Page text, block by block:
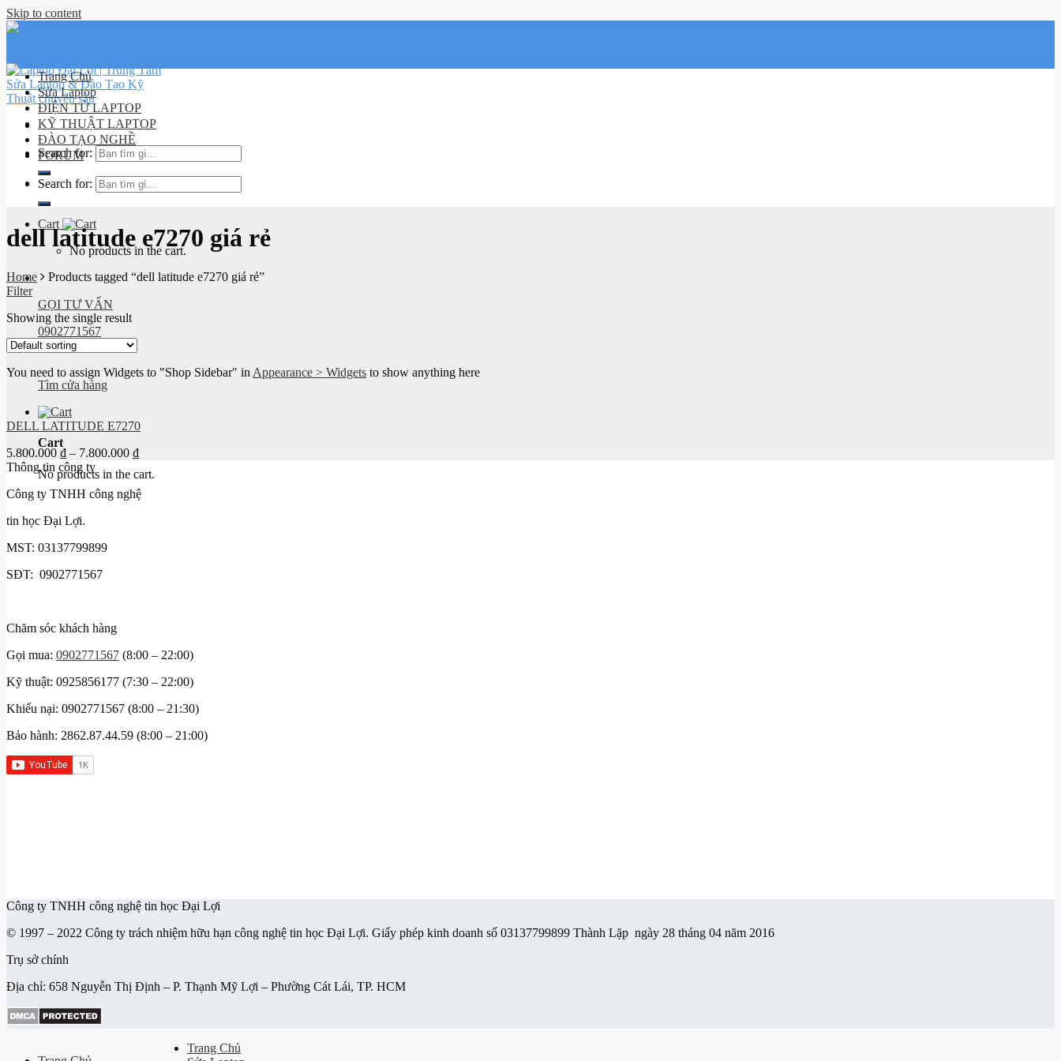
Skip to content
Search for:
Lịch sử
Cart
No products in the cart.
GỌI TƯ VẤN
0902771567
Tìm cửa hàng
Cart
No products in the cart.
Trang Chủ
Sửa Laptop
ĐIỆN TỬ LAPTOP
KỸ THUẬT LAPTOP
ĐÀO TẠO NGHỀ
FORUM
Search for:
dell latitude e7270 giá rẻ
Home
Products tagged “dell latitude e7270 giá rẻ”
Filter
Showing the single result
You need to assign Widgets to "Shop Sidebar" in Appearance > Widgets to show anything here
DELL LATITUDE E7270
5.800.000 ₫ – 7.800.000 ₫
Thông tin công ty
Công ty TNHH công nghệ
tin học Đại Lợi.
MST: 03137799899
SĐT: 0902771567
Chăm sóc khách hàng
Gọi mua: 0902771567 (8:00 – 22:00)
Kỹ thuật: 0925856177 (7:30 – 22:00)
Khiếu nại: 0902771567 (8:00 – 21:30)
Bảo hành: 2862.87.44.59 (8:00 – 21:00)
Công ty TNHH công nghệ tin học Đại Lợi
© 1997 – 2022 Công ty trách nhiệm hữu hạn công nghệ tin học Đại Lợi. Giấy phép kinh doanh số 03137799899 Thành Lặp ngày 28 tháng 04 năm 2016
Trụ sở chính
Địa chỉ: 658 Nguyễn Thị Định – P. Thạnh Mỹ Lợi – Phường Cát Lái, TP. HCM
Trang Chủ